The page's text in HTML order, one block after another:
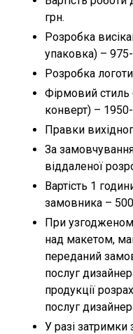
грн.
Розробка
упаковка) –
Розробка
Фірмовий стиль
конверт) –
Правки
За
віддаленої
Вартість 1
замовника –
При
над макетом,
переданий
послуг
продукції
послуг
У разі затримки